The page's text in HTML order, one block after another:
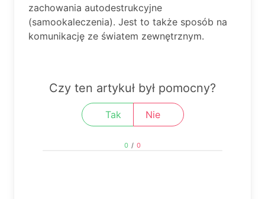
zachowania autodestrukcyjne
(samookaleczenia). Jest to także sposób na
komunikację ze światem zewnętrznym.
Czy ten artykuł był pomocny?
Tak Nie
0 / 0